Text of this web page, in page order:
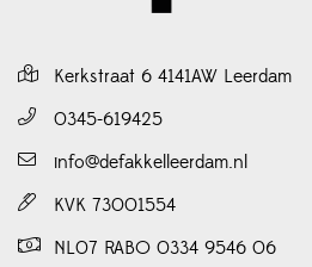
Kerkstraat 6 4141AW Leerdam
0345-619425
info@defakkelleerdam.nl
KVK 73001554
NL07 RABO 0334 9546 06